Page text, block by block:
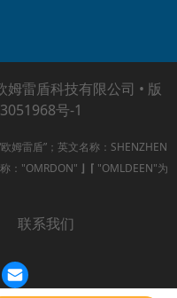
雷盾科技有限公司 • 版
号-1
姆雷盾”；英文名称：SHENZHEN
："OMRDON" ⌋ ⌈ "OMLDEEN"为
联系我们